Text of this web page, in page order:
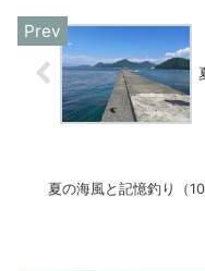
夏の海風と記憶釣り（10